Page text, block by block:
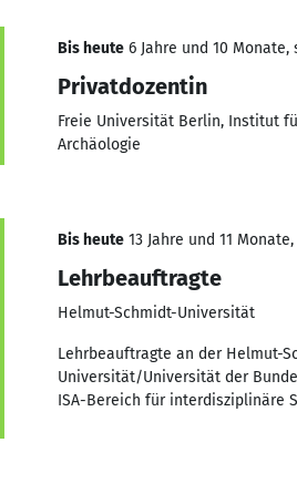
Bis heute 6 Jahre und 10 Monate,
Privatdozentin
Freie Universität Berlin, Institut
Archäologie
Bis heute 13 Jahre und 11
Lehrbeauftragte
Helmut-Schmidt-Universität
Lehrbeauftragte an der Helmut-
Universität/Universität der
ISA-Bereich für interdisziplinäre